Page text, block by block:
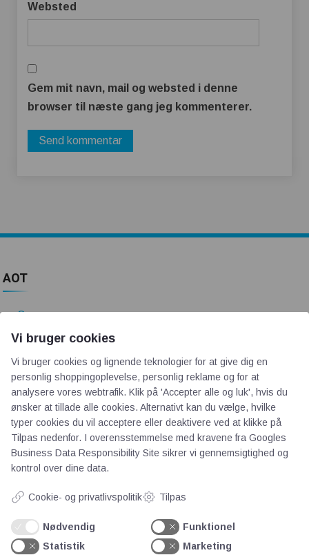
Websted
Gem mit navn, mail og websted i denne
browser til næste gang jeg kommenterer.
AOT
Om os
Priser
Persondata
Videncentre
Teknologisk Institut
Bitva
Videncentre
Forkortelser
Ståbi
Vi bruger cookies
Vi bruger cookies og lignende teknologier for at give dig en
personlig shoppingoplevelse, personlig reklame og for at
analysere vores webtrafik. Klik på 'Accepter alle og luk', hvis du
ønsker at tillade alle cookies. Alternativt kan du vælge, hvilke
typer cookies du vil acceptere eller deaktivere ved at klikke på
Tilpas nedenfor. I overensstemmelse med kravene fra Googles
Business Data Responsibility Site sikrer vi gennemsigtighed og
kontrol over dine data.
Cookie- og privatlivspolitik Tilpas
Nødvendig
Funktionel
Statistik
Marketing